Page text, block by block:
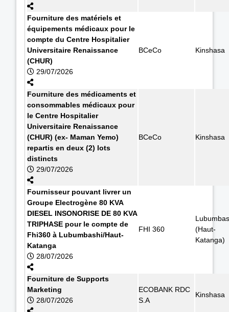
Fourniture des matériels et
équipements médicaux pour le
compte du Centre Hospitalier
Universitaire Renaissance
(CHUR)
29/07/2026
BCeCo Kinshasa
Fourniture des médicaments et
consommables médicaux pour
le Centre Hospitalier
Universitaire Renaissance
(CHUR) (ex- Maman Yemo)
repartis en deux (2) lots
distincts
29/07/2026
BCeCo Kinshasa
Fournisseur pouvant livrer un
Groupe Electrogène 80 KVA
DIESEL INSONORISE DE 80 KVA
TRIPHASE pour le compte de
Fhi360 à Lubumbashi/Haut-
Katanga
28/07/2026
FHI 360
(Haut-
Katanga)
Fourniture de Supports
Marketing
28/07/2026
ECOBANK RDC
S.A
Kinshasa